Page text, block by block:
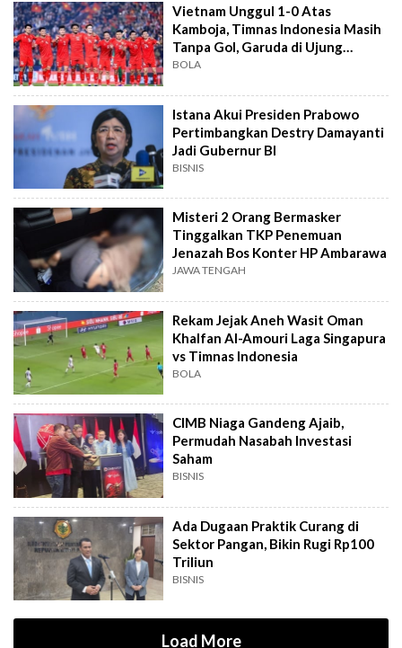
Vietnam Unggul 1-0 Atas
Kamboja, Timnas Indonesia Masih
Tanpa Gol, Garuda di Ujung
Tanduk
BOLA
Istana Akui Presiden Prabowo
Pertimbangkan Destry Damayanti
Jadi Gubernur BI
BISNIS
Misteri 2 Orang Bermasker
Tinggalkan TKP Penemuan
Jenazah Bos Konter HP Ambarawa
JAWA TENGAH
Rekam Jejak Aneh Wasit Oman
Khalfan Al-Amouri Laga Singapura
vs Timnas Indonesia
BOLA
CIMB Niaga Gandeng Ajaib,
Permudah Nasabah Investasi
Saham
BISNIS
Ada Dugaan Praktik Curang di
Sektor Pangan, Bikin Rugi Rp100
Triliun
BISNIS
Load More